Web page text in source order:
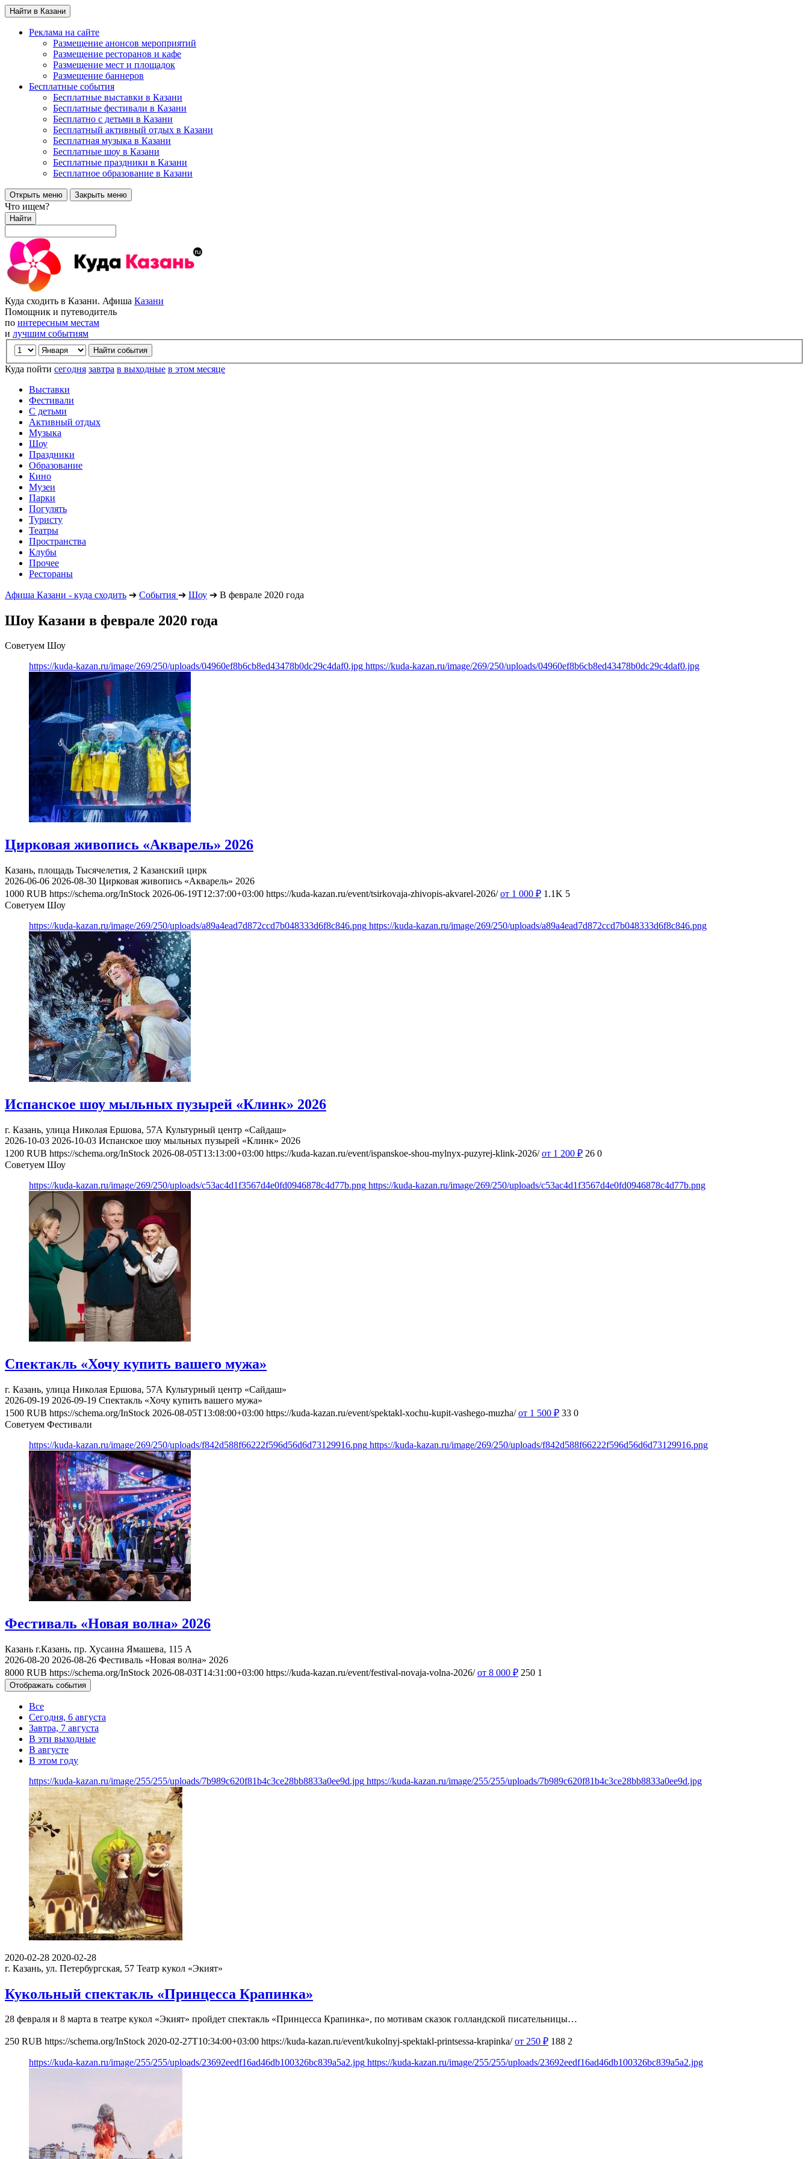
Найти в Казани
Реклама на сайте
Размещение анонсов мероприятий
Размещение ресторанов и кафе
Размещение мест и площадок
Размещение баннеров
Бесплатные события
Бесплатные выставки в Казани
Бесплатные фестивали в Казани
Бесплатно с детьми в Казани
Бесплатный активный отдых в Казани
Бесплатная музыка в Казани
Бесплатные шоу в Казани
Бесплатные праздники в Казани
Бесплатное образование в Казани
Открыть меню Закрыть меню
Что ищем?
Найти
Куда сходить в Казани. Афиша Казани
Помощник и путеводитель
по интересным местам
и лучшим событиям
Куда пойти сегодня завтра в выходные в этом месяце
Выставки
Фестивали
С детьми
Активный отдых
Музыка
Шоу
Праздники
Образование
Кино
Музеи
Парки
Погулять
Туристу
Театры
Пространства
Клубы
Прочее
Рестораны
Афиша Казани - куда сходить ➔ События ➔ Шоу ➔ В феврале 2020 года
Шоу Казани в феврале 2020 года
Советуем Шоу
https://kuda-kazan.ru/image/269/250/uploads/04960ef8b6cb8ed43478b0dc29c4daf0.jpg https://kuda-kazan.ru/image/269/250/uploads/04960ef8b6cb8ed43478b0dc29c4daf0.jpg
Цирковая живопись «Акварель» 2026
Казань, площадь Тысячелетия, 2 Казанский цирк
2026-06-06 2026-08-30 Цирковая живопись «Акварель» 2026
1000 RUB https://schema.org/InStock 2026-06-19T12:37:00+03:00 https://kuda-kazan.ru/event/tsirkovaja-zhivopis-akvarel-2026/ от 1 000 ₽ 1.1K 5
Советуем Шоу
https://kuda-kazan.ru/image/269/250/uploads/a89a4ead7d872ccd7b048333d6f8c846.png https://kuda-kazan.ru/image/269/250/uploads/a89a4ead7d872ccd7b048333d6f8c846.png
Испанское шоу мыльных пузырей «Клинк» 2026
г. Казань, улица Николая Ершова, 57А Культурный центр «Сайдаш»
2026-10-03 2026-10-03 Испанское шоу мыльных пузырей «Клинк» 2026
1200 RUB https://schema.org/InStock 2026-08-05T13:13:00+03:00 https://kuda-kazan.ru/event/ispanskoe-shou-mylnyx-puzyrej-klink-2026/ от 1 200 ₽ 26 0
Советуем Шоу
https://kuda-kazan.ru/image/269/250/uploads/c53ac4d1f3567d4e0fd0946878c4d77b.png https://kuda-kazan.ru/image/269/250/uploads/c53ac4d1f3567d4e0fd0946878c4d77b.png
Спектакль «Хочу купить вашего мужа»
г. Казань, улица Николая Ершова, 57А Культурный центр «Сайдаш»
2026-09-19 2026-09-19 Спектакль «Хочу купить вашего мужа»
1500 RUB https://schema.org/InStock 2026-08-05T13:08:00+03:00 https://kuda-kazan.ru/event/spektakl-xochu-kupit-vashego-muzha/ от 1 500 ₽ 33 0
Советуем Фестивали
https://kuda-kazan.ru/image/269/250/uploads/f842d588f66222f596d56d6d73129916.png https://kuda-kazan.ru/image/269/250/uploads/f842d588f66222f596d56d6d73129916.png
Фестиваль «Новая волна» 2026
Казань г.Казань, пр. Хусаина Ямашева, 115 A
2026-08-20 2026-08-26 Фестиваль «Новая волна» 2026
8000 RUB https://schema.org/InStock 2026-08-03T14:31:00+03:00 https://kuda-kazan.ru/event/festival-novaja-volna-2026/ от 8 000 ₽ 250 1
Отображать события
Все
Сегодня, 6 августа
Завтра, 7 августа
В эти выходные
В августе
В этом году
https://kuda-kazan.ru/image/255/255/uploads/7b989c620f81b4c3ce28bb8833a0ee9d.jpg https://kuda-kazan.ru/image/255/255/uploads/7b989c620f81b4c3ce28bb8833a0ee9d.jpg
2020-02-28 2020-02-28
г. Казань, ул. Петербургская, 57 Театр кукол «Экият»
Кукольный спектакль «Принцесса Крапинка»
28 февраля и 8 марта в театре кукол «Экият» пройдет спектакль «Принцесса Крапинка», по мотивам сказок голландской писательницы…
250 RUB https://schema.org/InStock 2020-02-27T10:34:00+03:00 https://kuda-kazan.ru/event/kukolnyj-spektakl-printsessa-krapinka/ от 250 ₽ 188 2
https://kuda-kazan.ru/image/255/255/uploads/23692eedf16ad46db100326bc839a5a2.jpg https://kuda-kazan.ru/image/255/255/uploads/23692eedf16ad46db100326bc839a5a2.jpg